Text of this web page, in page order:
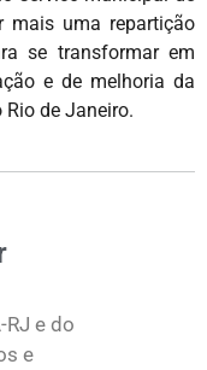
mais uma repartição
se transformar em
e de melhoria da
de Janeiro.
RJ e do
e